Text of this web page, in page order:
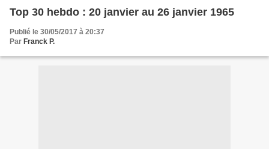
Top 30 hebdo : 20 janvier au 26 janvier 1965
Publié le 30/05/2017 à 20:37
Par Franck P.